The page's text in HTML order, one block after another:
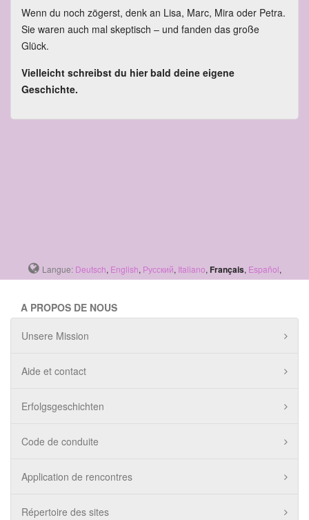
Wenn du noch zögerst, denk an Lisa, Marc, Mira oder Petra.
Sie waren auch mal skeptisch – und fanden das große
Glück.
Vielleicht schreibst du hier bald deine eigene
Geschichte.
Langue: Deutsch, English, Русский, Italiano, Français, Español,
A PROPOS DE NOUS
Unsere Mission
Aide et contact
Erfolgsgeschichten
Code de conduite
Application de rencontres
Répertoire des sites